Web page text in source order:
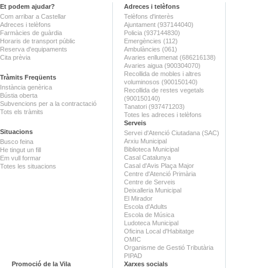
Et podem ajudar?
Com arribar a Castellar
Adreces i telèfons
Farmàcies de guàrdia
Horaris de transport públic
Reserva d'equipaments
Cita prèvia
Tràmits Freqüents
Instància genèrica
Bústia oberta
Subvencions per a la contractació
Tots els tràmits
Situacions
Busco feina
He tingut un fill
Em vull formar
Totes les situacions
Adreces i telèfons
Telèfons d'interès
Ajuntament (937144040)
Policia (937144830)
Emergències (112)
Ambulàncies (061)
Avaries enllumenat (686216138)
Avaries aigua (900304070)
Recollida de mobles i altres
voluminosos (900150140)
Recollida de restes vegetals
(900150140)
Tanatori (937471203)
Totes les adreces i telèfons
Serveis
Servei d'Atenció Ciutadana (SAC)
Arxiu Municipal
Biblioteca Municipal
Casal Catalunya
Casal d'Avis Plaça Major
Centre d'Atenció Primària
Centre de Serveis
Deixalleria Municipal
El Mirador
Escola d'Adults
Escola de Música
Ludoteca Municipal
Oficina Local d'Habitatge
OMIC
Organisme de Gestió Tributària
PIPAD
Promoció de la Vila
Xarxes socials